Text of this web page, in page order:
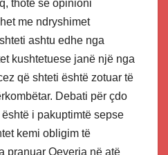
thotë se opinioni
me ndryshimet
ashtu edhe nga
kushtetuese janë një nga
që shteti është zotuar të
Debati për çdo
i pakuptimtë sepse
kemi obligim të
pranuar Qeveria në atë